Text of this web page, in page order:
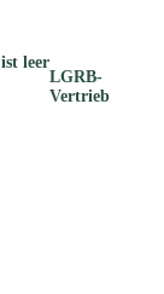
leer
LGRB-
Vertrieb